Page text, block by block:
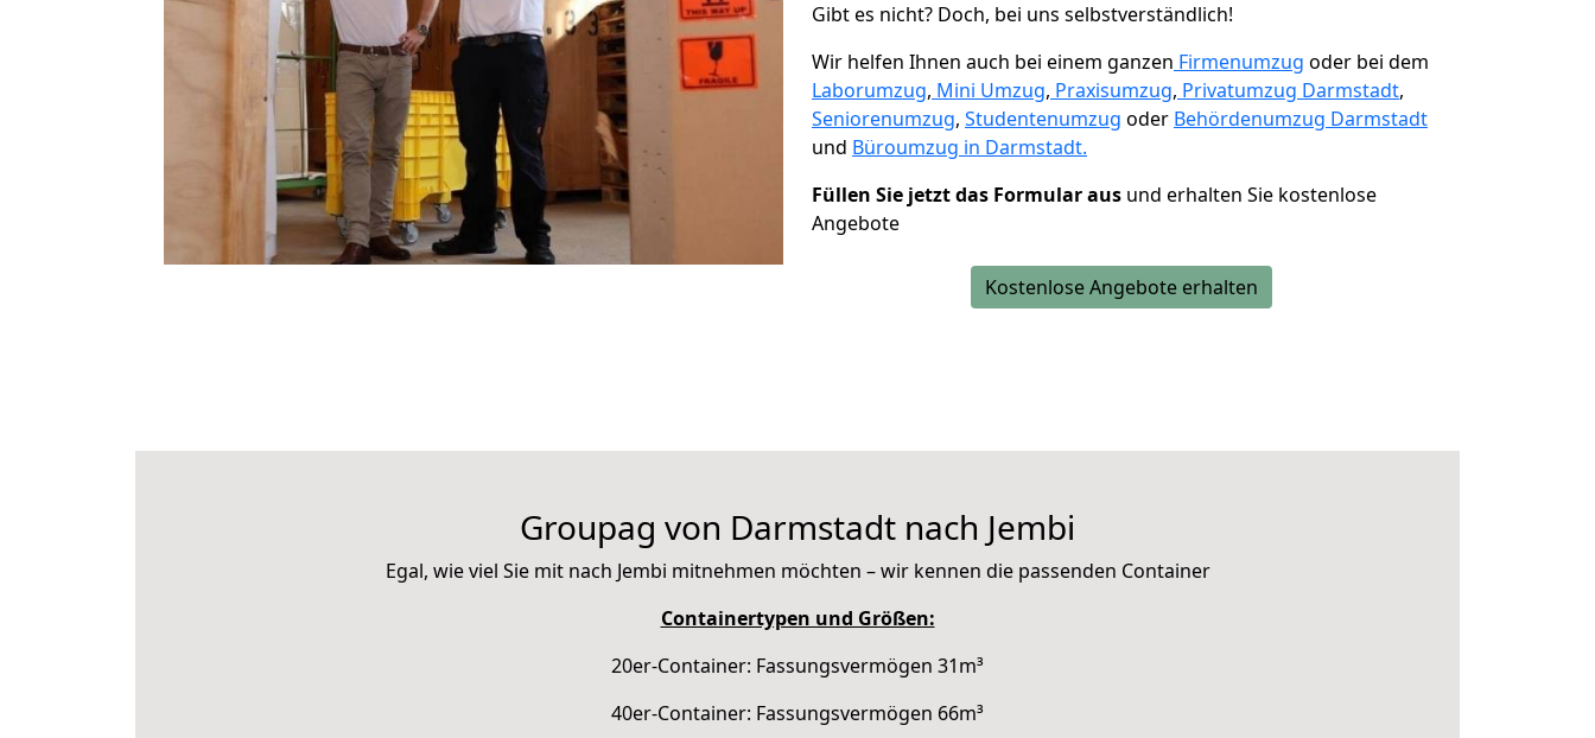
Gibt es nicht? Doch, bei uns selbstverständlich!
Wir helfen Ihnen auch bei einem ganzen Firmenumzug oder bei dem
Laborumzug, Mini Umzug, Praxisumzug, Privatumzug Darmstadt,
Seniorenumzug, Studentenumzug oder Behördenumzug Darmstadt
und Büroumzug in Darmstadt.
Füllen Sie jetzt das Formular aus und erhalten Sie kostenlose
Angebote
Kostenlose Angebote erhalten
Groupag von Darmstadt nach Jembi
Egal, wie viel Sie mit nach Jembi mitnehmen möchten – wir kennen die passenden Container
Containertypen und Größen:
20er-Container: Fassungsvermögen 31m³
40er-Container: Fassungsvermögen 66m³